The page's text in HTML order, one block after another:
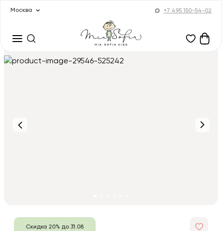
Москва +7 495 150-54-02
Скидка 20% до 31.08